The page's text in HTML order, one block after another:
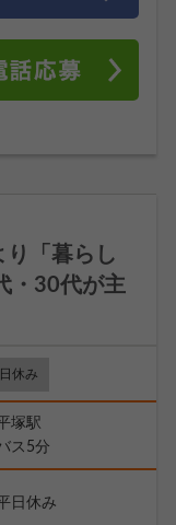
り「暮らし
・30代が主
休み
塚駅
ス5分
日休み